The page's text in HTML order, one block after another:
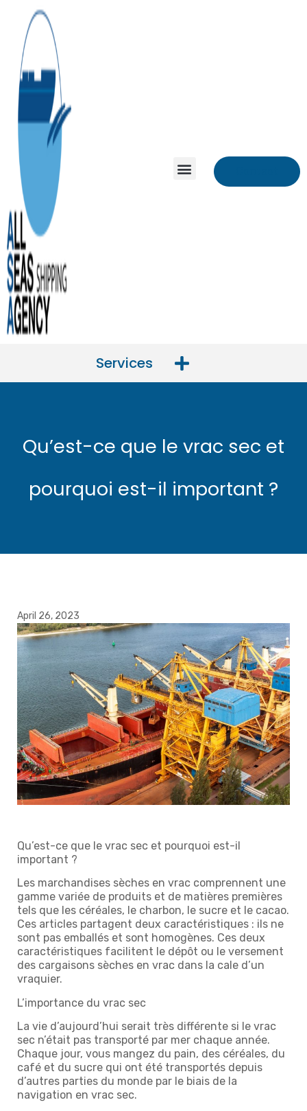
Services
Qu’est-ce que le vrac sec et
pourquoi est-il important ?
April 26, 2023
Qu’est-ce que le vrac sec et pourquoi est-il
important ?
Les marchandises sèches en vrac comprennent une
gamme variée de produits et de matières premières
tels que les céréales, le charbon, le sucre et le cacao.
Ces articles partagent deux caractéristiques : ils ne
sont pas emballés et sont homogènes. Ces deux
caractéristiques facilitent le dépôt ou le versement
des cargaisons sèches en vrac dans la cale d’un
vraquier.
L’importance du vrac sec
La vie d’aujourd’hui serait très différente si le vrac
sec n’était pas transporté par mer chaque année.
Chaque jour, vous mangez du pain, des céréales, du
café et du sucre qui ont été transportés depuis
d’autres parties du monde par le biais de la
navigation en vrac sec.